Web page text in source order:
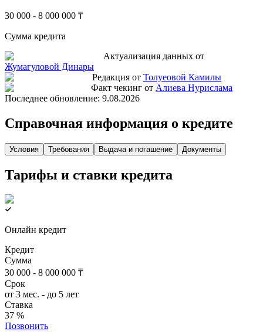
30 000 - 8 000 000 ₸
Сумма кредита
Актуализация данных от
Жумагуловой Динары
Редакция от Толуеовой Камилы
Факт чекинг от Алиева Нурислама
Последнее обновление: 9.08.2026
Справочная информация о кредите
Условия Требования Выдача и погашение Документы
Тарифы и ставки кредита
Онлайн кредит
Кредит
Сумма
30 000 - 8 000 000 ₸
Срок
от 3 мес. - до 5 лет
Ставка
37 %
Позвонить